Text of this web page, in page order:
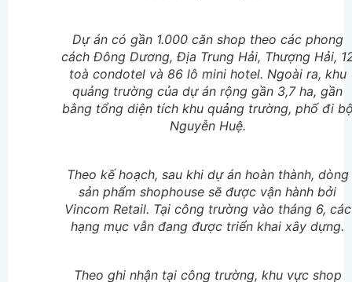
Dự án có gần 1.000 căn shop theo các phong
cách Đông Dương, Địa Trung Hải, Thượng Hải,
toà condotel và 86 lô mini hotel. Ngoài ra, khu
quảng trường của dự án rộng gần 3,7 ha, gần
bằng tổng diện tích khu quảng trường, phố đi
Nguyễn Huệ.
Theo kế hoạch, sau khi dự án hoàn thành, dòng
sản phẩm shophouse sẽ được vận hành bởi
Vincom Retail. Tại công trường vào tháng 6, các
hạng mục vẫn đang được triển khai xây dựng.
Theo ghi nhận tại công trường, khu vực shop